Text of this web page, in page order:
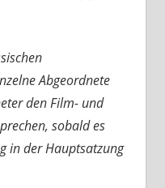
Abgeordnete
den Film- und
sobald es
in der Hauptsatzung